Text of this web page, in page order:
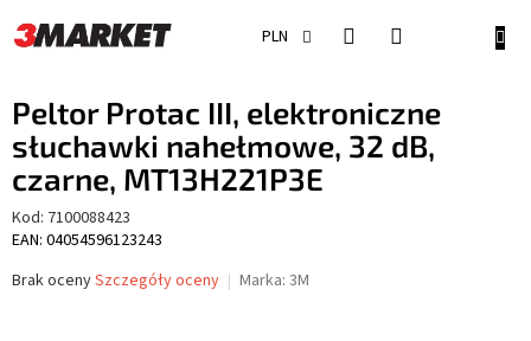
do
treści
PLN
Peltor Protac III, elektroniczne
słuchawki nahełmowe, 32 dB,
czarne, MT13H221P3E
Kod: 7100088423
EAN: 04054596123243
Średnia
Brak ocenySzczegóły oceny Marka: 3M